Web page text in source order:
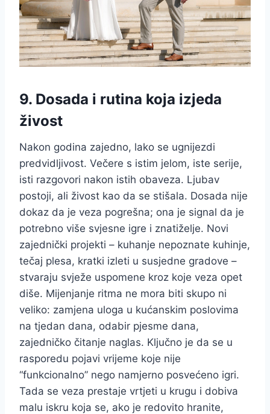
9. Dosada i rutina koja izjeda
živost
Nakon godina zajedno, lako se ugnijezdi
predvidljivost. Večere s istim jelom, iste serije,
isti razgovori nakon istih obaveza. Ljubav
postoji, ali živost kao da se stišala. Dosada nije
dokaz da je veza pogrešna; ona je signal da je
potrebno više svjesne igre i znatiželje. Novi
zajednički projekti – kuhanje nepoznate kuhinje,
tečaj plesa, kratki izleti u susjedne gradove –
stvaraju svježe uspomene kroz koje veza opet
diše. Mijenjanje ritma ne mora biti skupo ni
veliko: zamjena uloga u kućanskim poslovima
na tjedan dana, odabir pjesme dana,
zajedničko čitanje naglas. Ključno je da se u
rasporedu pojavi vrijeme koje nije
“funkcionalno” nego namjerno posvećeno igri.
Tada se veza prestaje vrtjeti u krugu i dobiva
malu iskru koja se, ako je redovito hranite,